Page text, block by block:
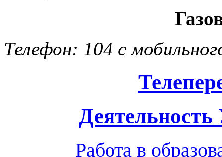
Телефон: 104 с
Работа в